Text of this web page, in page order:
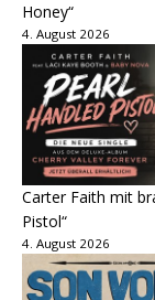
Honey“
4. August 2026
Carter Faith mit
Pistol“
4. August 2026